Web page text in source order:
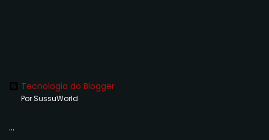
Tecnologia do Blogger
Por SussuWorld
...